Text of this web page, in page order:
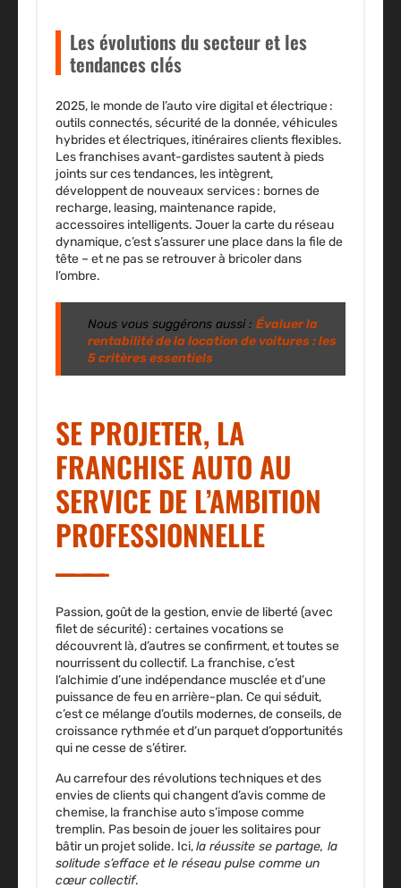
Les évolutions du secteur et les
tendances clés
2025, le monde de l’auto vire digital et électrique :
outils connectés, sécurité de la donnée, véhicules
hybrides et électriques, itinéraires clients flexibles.
Les franchises avant-gardistes sautent à pieds
joints sur ces tendances, les intègrent,
développent de nouveaux services : bornes de
recharge, leasing, maintenance rapide,
accessoires intelligents. Jouer la carte du réseau
dynamique, c’est s’assurer une place dans la file de
tête – et ne pas se retrouver à bricoler dans
l’ombre.
Nous vous suggérons aussi : Évaluer la
rentabilité de la location de voitures : les
5 critères essentiels
SE PROJETER, LA
FRANCHISE AUTO AU
SERVICE DE L’AMBITION
PROFESSIONNELLE
Passion, goût de la gestion, envie de liberté (avec
filet de sécurité) : certaines vocations se
découvrent là, d’autres se confirment, et toutes se
nourrissent du collectif. La franchise, c’est
l’alchimie d’une indépendance musclée et d’une
puissance de feu en arrière-plan. Ce qui séduit,
c’est ce mélange d’outils modernes, de conseils, de
croissance rythmée et d’un parquet d’opportunités
qui ne cesse de s’étirer.
Au carrefour des révolutions techniques et des
envies de clients qui changent d’avis comme de
chemise, la franchise auto s’impose comme
tremplin. Pas besoin de jouer les solitaires pour
bâtir un projet solide. Ici,la réussite se partage, la
solitude s’efface et le réseau pulse comme un
cœur collectif.